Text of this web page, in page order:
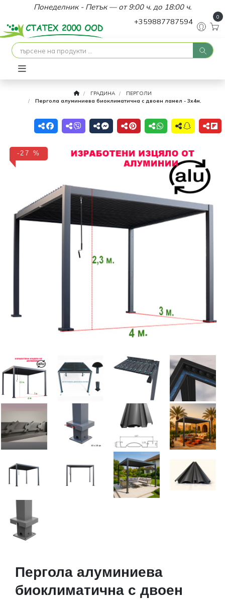
Понеделник - Петък — от 9:00 ч. до 18:00 ч.
+359887787594
0
ГРАДИНА
ПЕРГОЛИ
Пергола алуминиева биоклиматична с двоен ламел - 3х4м.
-27 %
Пергола алуминиева
биоклиматична с двоен